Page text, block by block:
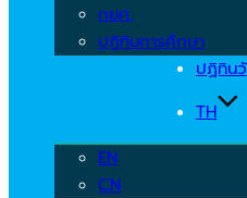
กยศ.
ปฏิทินการศึกษา
ปฏิทิน
TH
EN
CN